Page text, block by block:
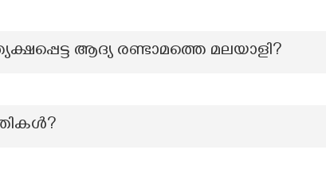
ആദ്യ രണ്ടാമത്തെ മലയാളി?